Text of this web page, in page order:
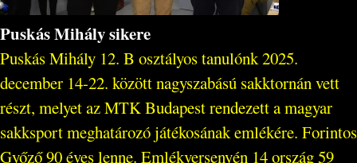
Puskás Mihály sikere
Puskás Mihály 12. B osztályos tanulónk 2025.
december 14-22. között nagyszabású sakktornán vett
részt, melyet az MTK Budapest rendezett a magyar
sakksport meghatározó játékosának emlékére. Forintos
Győző 90 éves lenne. Emlékversenyén 14 ország 59